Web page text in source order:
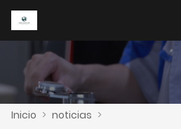
Inicio > noticias >